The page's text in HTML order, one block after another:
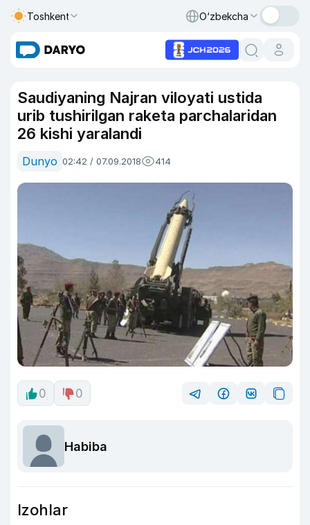
Toshkent O‘zbekcha
Saudiyaning Najran viloyati ustida
urib tushirilgan raketa parchalaridan
26 kishi yaralandi
Dunyo 02:42 / 07.09.2018 414
0 0
Habiba
Izohlar